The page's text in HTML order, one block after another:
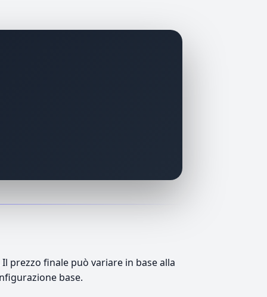
prezzo finale può variare in base alla
base.